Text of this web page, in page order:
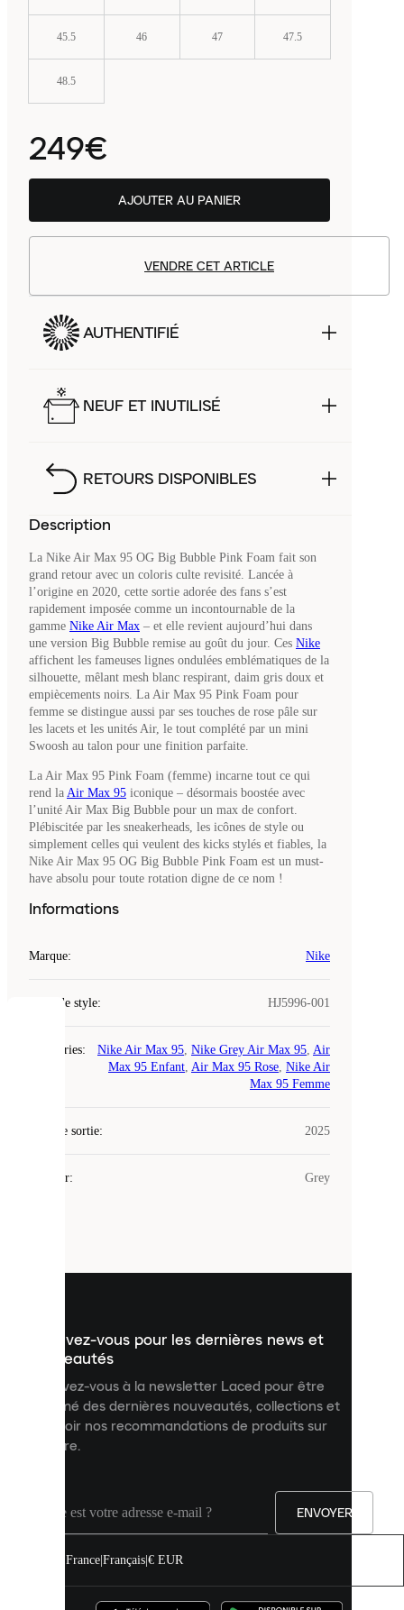
45.5 46 47 47.5
48.5
249€
AJOUTER AU PANIER
VENDRE CET ARTICLE
AUTHENTIFIÉ
NEUF ET INUTILISÉ
RETOURS DISPONIBLES
Description
La Nike Air Max 95 OG Big Bubble Pink Foam fait son
grand retour avec un coloris culte revisité. Lancée à
l’origine en 2020, cette sortie adorée des fans s’est
rapidement imposée comme un incontournable de la
gamme Nike Air Max – et elle revient aujourd’hui dans
une version Big Bubble remise au goût du jour. Ces Nike
affichent les fameuses lignes ondulées emblématiques de la
silhouette, mêlant mesh blanc respirant, daim gris doux et
empiècements noirs. La Air Max 95 Pink Foam pour
femme se distingue aussi par ses touches de rose pâle sur
les lacets et les unités Air, le tout complété par un mini
Swoosh au talon pour une finition parfaite.
La Air Max 95 Pink Foam (femme) incarne tout ce qui
rend la Air Max 95 iconique – désormais boostée avec
l’unité Air Max Big Bubble pour un max de confort.
Plébiscitée par les sneakerheads, les icônes de style ou
simplement celles qui veulent des kicks stylés et fiables, la
Nike Air Max 95 OG Big Bubble Pink Foam est un must-
have absolu pour toute rotation digne de ce nom !
Informations
Marque: Nike
Code de style: HJ5996-001
Catégories: Nike Air Max 95, Nike Grey Air Max 95, Air
Max 95 Enfant, Air Max 95 Rose, Nike Air
Max 95 Femme
Date de sortie: 2025
Couleur: Grey
Inscrivez-vous pour les dernières news et
nouveautés
Inscrivez-vous à la newsletter Laced pour être
informé des dernières nouveautés, collections et
recevoir nos recommandations de produits sur
mesure.
ENVOYER
France Français € EUR
cookies.
contenu
personnalisé
améliorer
votre
expérience
pouvez